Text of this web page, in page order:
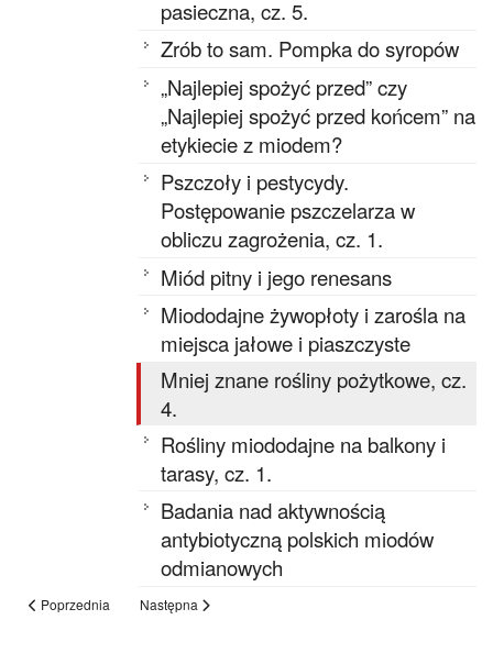
pasieczna, cz. 5.
Zrób to sam. Pompka do syropów
„Najlepiej spożyć przed” czy
„Najlepiej spożyć przed końcem” na
etykiecie z miodem?
Pszczoły i pestycydy.
Postępowanie pszczelarza w
obliczu zagrożenia, cz. 1.
Miód pitny i jego renesans
Miododajne żywopłoty i zarośla na
miejsca jałowe i piaszczyste
Mniej znane rośliny pożytkowe, cz.
4.
Rośliny miododajne na balkony i
tarasy, cz. 1.
Badania nad aktywnością
antybiotyczną polskich miodów
odmianowych
Poprzednia Następna